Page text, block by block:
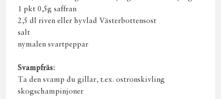
1 pkt 0,5g saffran
2,5 dl riven eller hyvlad Västerbottensost
salt
nymalen svartpeppar
Svampfräs:
Ta den svamp du gillar, t.ex. ostronskivling
skogschampinjoner